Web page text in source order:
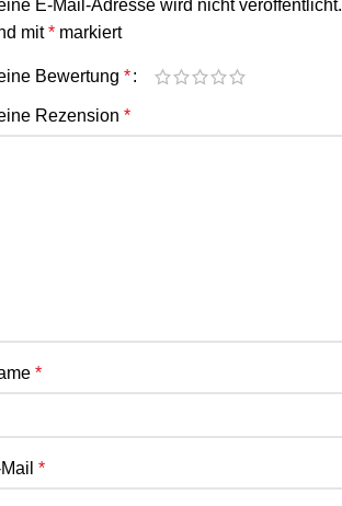
E-Mail-Adresse wird nicht veröffentlicht.
mit* markiert
Bewertung *
Rezension *
*
*